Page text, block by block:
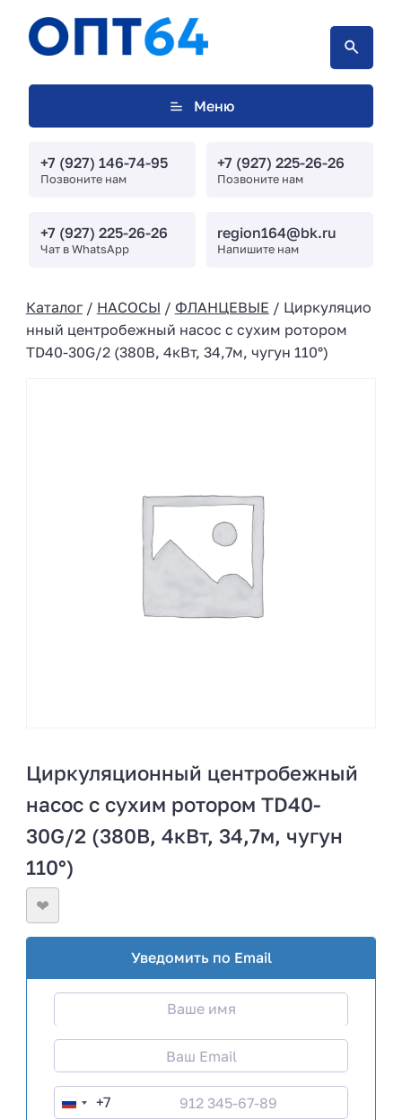
Меню
+7 (927) 146-74-95
Позвоните нам
+7 (927) 225-26-26
Позвоните нам
+7 (927) 225-26-26
Чат в WhatsApp
region164@bk.ru
Напишите нам
Каталог/ НАСОСЫ / ФЛАНЦЕВЫЕ / Циркуляцио
нный центробежный насос с сухим ротором
TD40-30G/2 (380В, 4кВт, 34,7м, чугун 110°)
Циркуляционный центробежный
насос с сухим ротором TD40-
30G/2 (380В, 4кВт, 34,7м, чугун
110°)
❤
Уведомить по Email
R
+7